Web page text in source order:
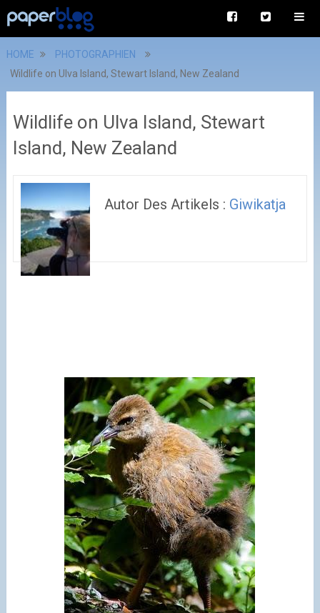
HOME
PHOTOGRAPHIEN
Wildlife on Ulva Island, Stewart Island, New Zealand
Wildlife on Ulva Island, Stewart
Island, New Zealand
Autor Des Artikels : Giwikatja